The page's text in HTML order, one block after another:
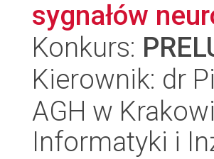
sygnałów
Konkurs:
Kierownik: dr
AGH w
Informatyki i